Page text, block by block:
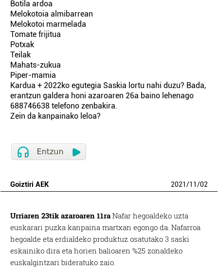
Botila ardoa
Melokotoia almibarrean
Melokotoi marmelada
Tomate frijitua
Potxak
Teilak
Mahats-zukua
Piper-mamia
Kardua + 2022ko egutegia Saskia lortu nahi duzu? Bada,
erantzun galdera honi azaroaren 26a baino lehenago
688746638 telefono zenbakira.
Zein da kanpainako leloa?
Goiztiri AEK 2021/11/02
Urriaren 23tik azaroaren 11raNafar hegoaldeko uzta
euskarari puzka kanpaina martxan egongo da. Nafarroa
hegoalde eta erdialdeko produktuz osatutako 3 saski
eskainiko dira eta horien balioaren %25 zonaldeko
euskalgintzari bideratuko zaio.